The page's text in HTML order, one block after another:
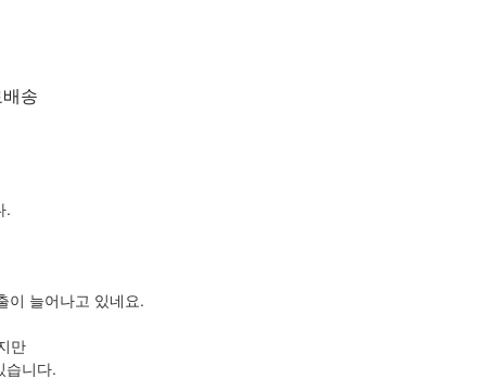
송
.
이 늘어나고 있네요.
만
습니다.